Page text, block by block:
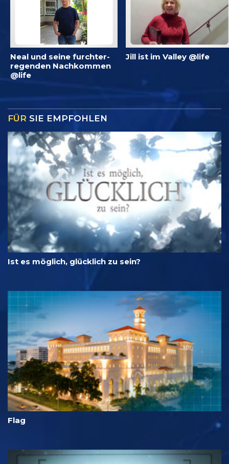
Neal und seine furchter­
regenden Nachkommen
@life
Jill ist im Valley @life
FÜR SIE EMPFOHLEN
Ist es möglich, glücklich zu sein?
Flag